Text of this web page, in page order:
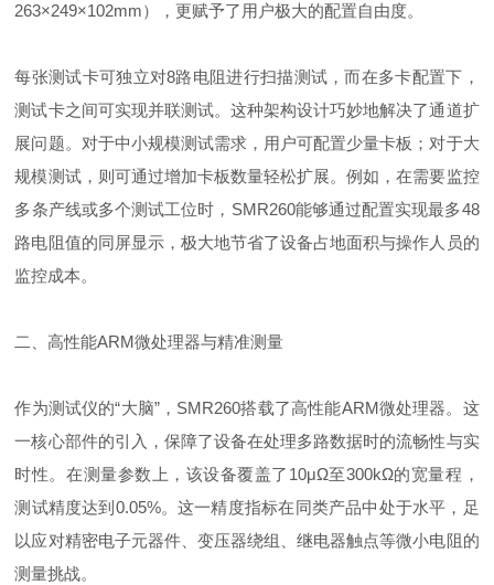
263×249×102mm），更赋予了用户极大的配置自由度。
每张测试卡可独立对8路电阻进行扫描测试，而在多卡配置下，
测试卡之间可实现并联测试。这种架构设计巧妙地解决了通道扩
展问题。对于中小规模测试需求，用户可配置少量卡板；对于大
规模测试，则可通过增加卡板数量轻松扩展。例如，在需要监控
多条产线或多个测试工位时，SMR260能够通过配置实现最多48
路电阻值的同屏显示，极大地节省了设备占地面积与操作人员的
监控成本。
二、高性能ARM微处理器与精准测量
作为测试仪的“大脑”，SMR260搭载了高性能ARM微处理器。这
一核心部件的引入，保障了设备在处理多路数据时的流畅性与实
时性。在测量参数上，该设备覆盖了10μΩ至300kΩ的宽量程，
测试精度达到0.05%。这一精度指标在同类产品中处于水平，足
以应对精密电子元器件、变压器绕组、继电器触点等微小电阻的
测量挑战。